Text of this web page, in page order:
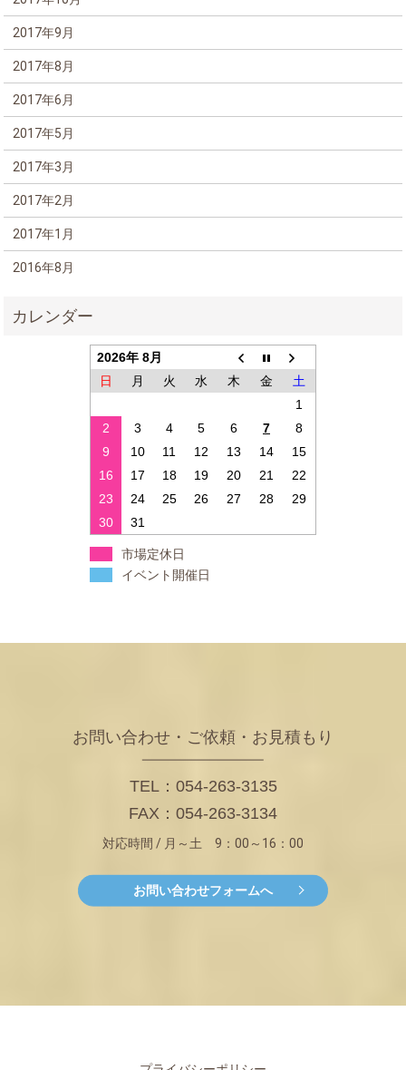
2017年9月
2017年8月
2017年6月
2017年5月
2017年3月
2017年2月
2017年1月
2016年8月
2026年 8月
日
月 火 水 木 金
土
1
2
3 4 5 6 7
8
9
10 11 12 13 14
15
16
17 18 19 20 21
22
23
24 25 26 27 28
29
30
31
市場定休日
イベント開催日
お問い合わせ・ご依頼・お見積もり
TEL：054-263-3135
FAX：054-263-3134
対応時間 / 月～土 9：00～16：00
お問い合わせフォームへ